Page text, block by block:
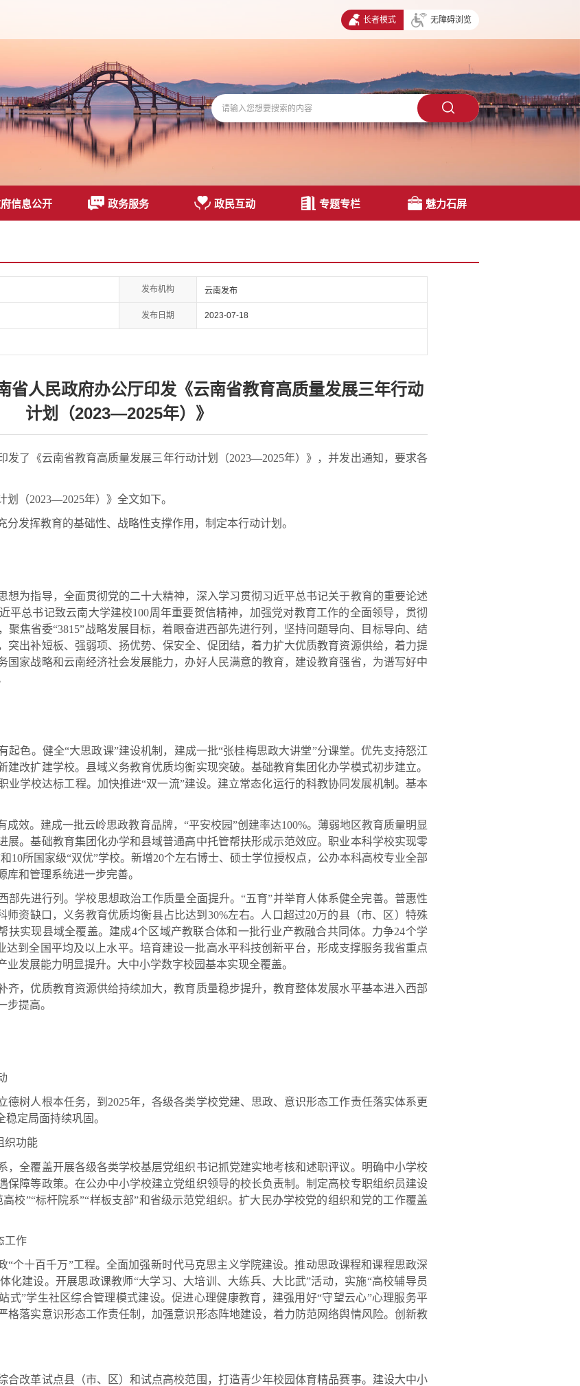
长者模式 无障碍浏览
信息公开 政务服务 政民互动 专题专栏 魅力石屏
发布机构 云南发布
发布日期 2023-07-18
省人民政府办公厅印发《云南省教育高质量发展三年行动
计划（2023—2025年）》
了《云南省教育高质量发展三年行动计划（2023—2025年）》，并发出通知，要求各
（2023—2025年）》全文如下。
发挥教育的基础性、战略性支撑作用，制定本行动计划。
为指导，全面贯彻党的二十大精神，深入学习贯彻习近平总书记关于教育的重要论述
平总书记致云南大学建校100周年重要贺信精神，加强党对教育工作的全面领导，贯彻
聚焦省委“3815”战略发展目标，着眼奋进西部先进行列，坚持问题导向、目标导向、结
突出补短板、强弱项、扬优势、保安全、促团结，着力扩大优质教育资源供给，着力提
国家战略和云南经济社会发展能力，办好人民满意的教育，建设教育强省，为谱写好中
。健全“大思政课”建设机制，建成一批“张桂梅思政大讲堂”分课堂。优先支持怒江
改扩建学校。县域义务教育优质均衡实现突破。基础教育集团化办学模式初步建立。
业学校达标工程。加快推进“双一流”建设。建立常态化运行的科教协同发展机制。基本
。建成一批云岭思政教育品牌，“平安校园”创建率达100%。薄弱地区教育质量明显
展。基础教育集团化办学和县域普通高中托管帮扶形成示范效应。职业本科学校实现零
10所国家级“双优”学校。新增20个左右博士、硕士学位授权点，公办本科高校专业全部
和管理系统进一步完善。
进行列。学校思想政治工作质量全面提升。“五育”并举育人体系健全完善。普惠性
师资缺口，义务教育优质均衡县占比达到30%左右。人口超过20万的县（市、区）特殊
扶实现县域全覆盖。建成4个区域产教联合体和一批行业产教融合共同体。力争24个学
达到全国平均及以上水平。培育建设一批高水平科技创新平台，形成支撑服务我省重点
发展能力明显提升。大中小学数字校园基本实现全覆盖。
，优质教育资源供给持续加大，教育质量稳步提升，教育整体发展水平基本进入西部
步提高。
树人根本任务，到2025年，各级各类学校党建、思政、意识形态工作责任落实体系更
定局面持续巩固。
功能
全覆盖开展各级各类学校基层党组织书记抓党建实地考核和述职评议。明确中小学校
保障等政策。在公办中小学校建立党组织领导的校长负责制。制定高校专职组织员建设
校”“标杆院系”“样板支部”和省级示范党组织。扩大民办学校党的组织和党的工作覆盖
工作
十百千万”工程。全面加强新时代马克思主义学院建设。推动思政课程和课程思政深
化建设。开展思政课教师“大学习、大培训、大练兵、大比武”活动，实施“高校辅导员
式”学生社区综合管理模式建设。促进心理健康教育，建强用好“守望云心”心理服务平
格落实意识形态工作责任制，加强意识形态阵地建设，着力防范网络舆情风险。创新教
改革试点县（市、区）和试点高校范围，打造青少年校园体育精品赛事。建设大中小